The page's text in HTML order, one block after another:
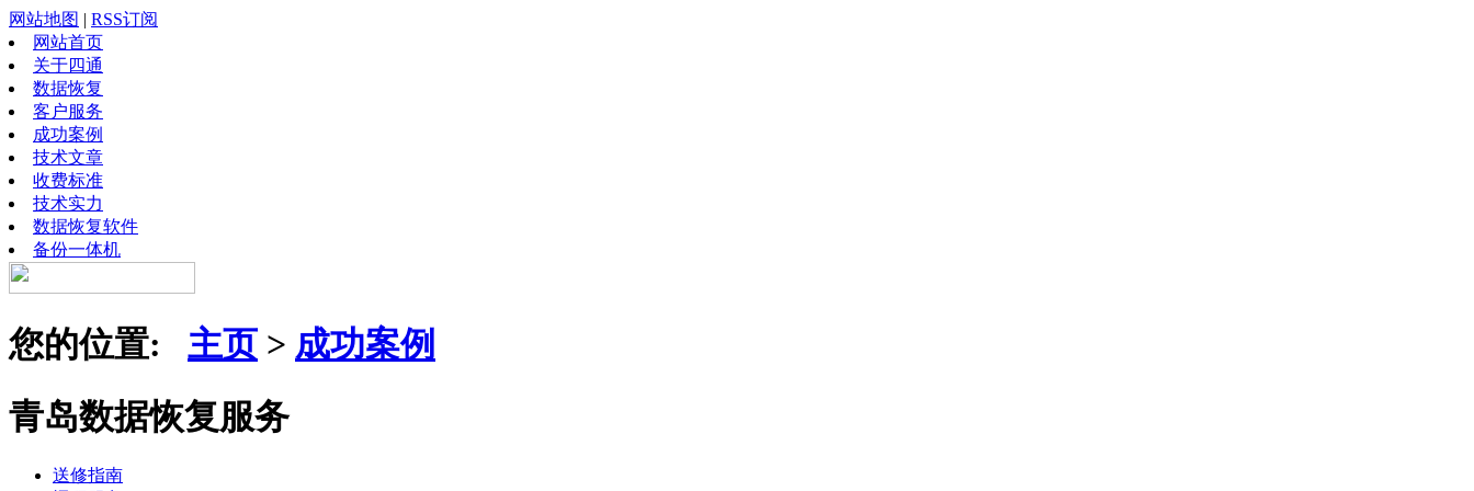
网站地图 | RSS订阅
网站首页
关于四通
数据恢复
客户服务
成功案例
技术文章
收费标准
技术实力
数据恢复软件
备份一体机
您的位置: 主页 > 成功案例
青岛数据恢复服务
送修指南